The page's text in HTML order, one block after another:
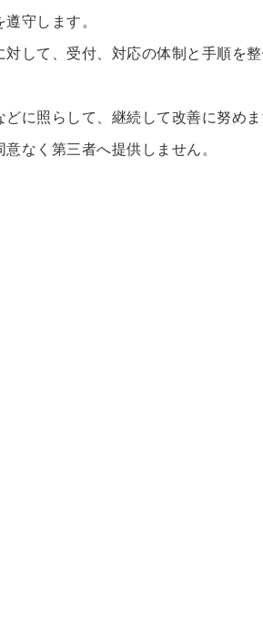
守します。
して、受付、対応の体制と手順を
に照らして、継続して改善に努めま
なく第三者へ提供しません。